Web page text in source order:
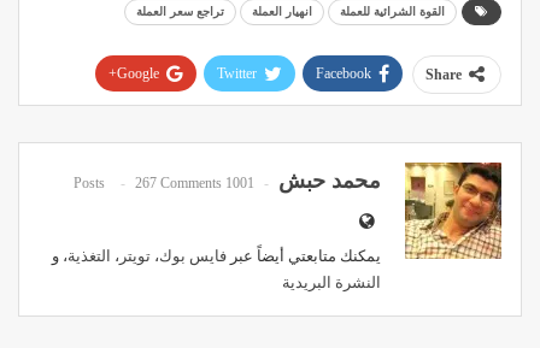
القوة الشرائية للعملة انهيار العملة تراجع سعر العملة
Share
Facebook
Twitter
Google+
محمد حبش 1001 Posts
267 Comments
يمكنك متابعتي أيضاً عبر فايس بوك، تويتر ، التغذية، و
النشرة البريدية